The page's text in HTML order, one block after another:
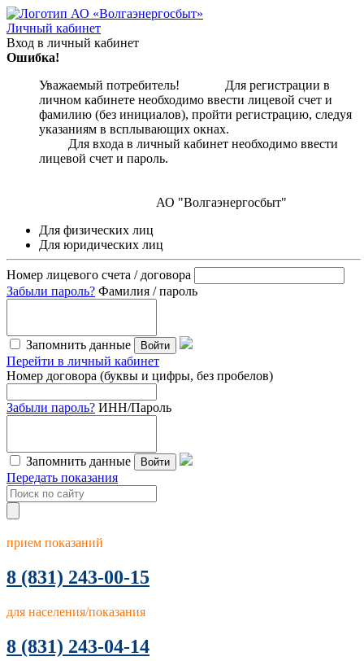
Личный кабинет
Вход в личный кабинет
Ошибка!
Уважаемый потребитель! Для регистрации в
личном кабинете необходимо ввести лицевой счет и
фамилию (без инициалов), пройти регистрацию, следуя
указаниям в всплывающих окнах.
Для входа в личный кабинет необходимо ввести
лицевой счет и пароль.
АО "Волгаэнергосбыт"
Для физических лиц
Для юридических лиц
Номер лицевого счета / договора
Забыли пароль? Фамилия / пароль
Запомнить данные Войти
Перейти в личный кабинет
Номер договора (буквы и цифры, без пробелов)
Забыли пароль? ИНН/Пароль
Запомнить данные Войти
Передать показания
прием показаний
8 (831) 243-00-15
для населения/показания
8 (831) 243-04-14